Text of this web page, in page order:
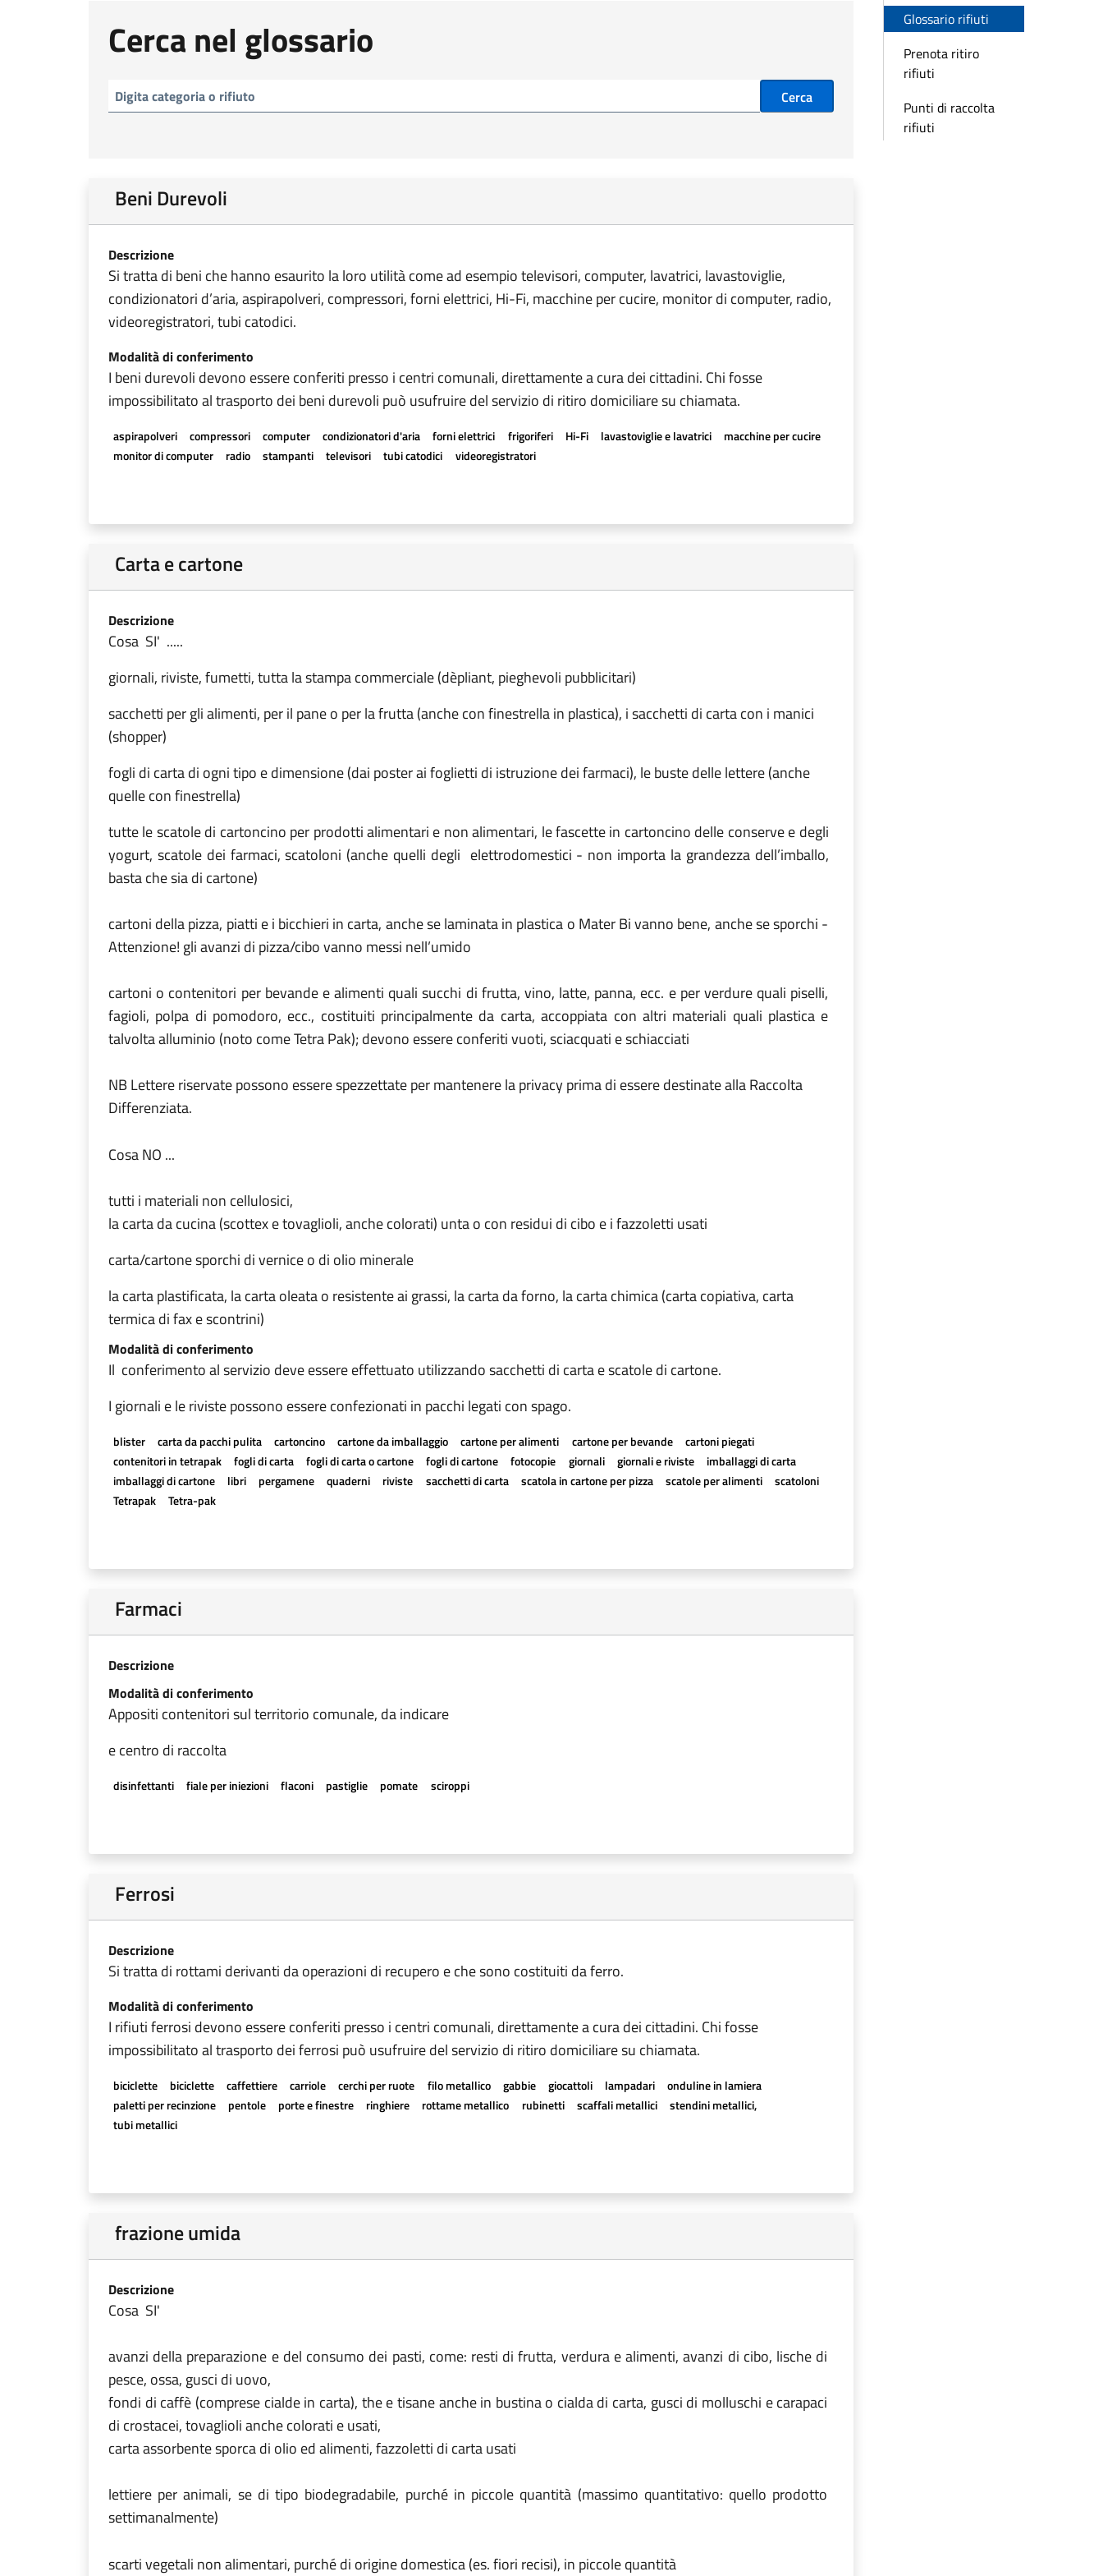
Cerca nel glossario
Cerca
Beni Durevoli
Descrizione
Si tratta di beni che hanno esaurito la loro utilità come ad esempio televisori, computer, lavatrici, lavastoviglie,
condizionatori d’aria, aspirapolveri, compressori, forni elettrici, Hi-Fi, macchine per cucire, monitor di computer, radio,
videoregistratori, tubi catodici.
Modalità di conferimento
I beni durevoli devono essere conferiti presso i centri comunali, direttamente a cura dei cittadini. Chi fosse
impossibilitato al trasporto dei beni durevoli può usufruire del servizio di ritiro domiciliare su chiamata.
aspirapolveri compressori computer condizionatori d'aria forni elettrici frigoriferi Hi-Fi lavastoviglie e lavatrici
macchine per cucire
monitor di computer
radio stampanti televisori tubi catodici videoregistratori
Carta e cartone
Descrizione
Cosa SI' .....
giornali, riviste, fumetti, tutta la stampa commerciale (dèpliant, pieghevoli pubblicitari)
sacchetti pergli alimenti, per il pane o per la frutta (anche con finestrella in plastica), i sacchetti di carta con i manici
(shopper)
fogli di carta di ogni tipo e dimensione (dai poster ai foglietti di istruzione dei farmaci), le buste delle lettere (anche
quelle con finestrella)
tutte le scatole di cartoncino per prodotti alimentari e non alimentari, le fascette in cartoncino delle conserve e degli
yogurt, scatole dei farmaci, scatoloni (anche quelli degli elettrodomestici - non importa la grandezza dell’imballo,
basta che sia di cartone)
cartoni della pizza, piatti e i bicchieri in carta, anche se laminata in plastica o Mater Bi vanno bene, anche se sporchi -
Attenzione! gli avanzi di pizza/cibo vanno messi nell’umido
cartoni o contenitori per bevande e alimenti quali succhi di frutta, vino, latte, panna, ecc. e per verdure quali piselli,
fagioli, polpa di pomodoro, ecc., costituiti principalmente da carta, accoppiata con altri materiali quali plastica e
talvolta alluminio (noto come Tetra Pak); devono essere conferiti vuoti, sciacquati e schiacciati
NB Lettere riservate possono essere spezzettate per mantenere la privacy prima di essere destinate alla Raccolta
Differenziata.
Cosa NO ...
tutti i materiali non cellulosici,
la carta da cucina (scottex e tovaglioli, anche colorati) unta o con residui di cibo e i fazzoletti usati
carta/cartone sporchi di vernice o di olio minerale
la carta plastificata, la carta oleata o resistente ai grassi, la carta da forno, la carta chimica (carta copiativa, carta
termica di fax e scontrini)
Modalità di conferimento
Il conferimento al servizio deve essere effettuato utilizzando sacchetti di carta e scatole di cartone.
I giornali e le riviste possono essere confezionati in pacchi legati con spago.
blister carta da pacchi pulita cartoncino cartone da imballaggio cartone per alimenti cartone per bevande
cartoni piegati
contenitori in tetrapak
fogli di carta fogli di carta o cartone fogli di cartone fotocopie giornali giornali e riviste
imballaggi di carta
imballaggi di cartone
libri pergamene quaderni riviste sacchetti di carta scatola in cartone per pizza scatole per alimenti
scatoloni
Tetrapak
Tetra-pak
Farmaci
Descrizione
Modalità di conferimento
Appositi contenitori sul territorio comunale, da indicare
e centro di raccolta
disinfettanti fiale per iniezioni flaconi pastiglie pomate sciroppi
Ferrosi
Descrizione
Si tratta di rottami derivanti da operazioni di recupero e che sono costituiti da ferro.
Modalità di conferimento
I rifiuti ferrosi devono essere conferiti presso i centri comunali, direttamente a cura dei cittadini. Chi fosse
impossibilitato al trasporto dei ferrosi può usufruire del servizio di ritiro domiciliare su chiamata.
biciclette biciclette caffettiere carriole cerchi per ruote filo metallico gabbie giocattoli lampadari
onduline in lamiera
paletti per recinzione
pentole porte e finestre ringhiere rottame metallico rubinetti scaffali metallici
stendini metallici,
tubi metallici
frazione umida
Descrizione
Cosa SI'
avanzi della preparazione e del consumo dei pasti, come: resti di frutta, verdura e alimenti, avanzi di cibo, lische di
pesce, ossa, gusci di uovo,
fondi di caffè (comprese cialde in carta), the e tisane anche in bustinao cialdadi carta, gusci di molluschi e carapaci
di crostacei, tovaglioli anche colorati e usati,
carta assorbente sporca di olio ed alimenti, fazzoletti di carta usati
lettiere per animali, se di tipo biodegradabile, purché in piccole quantità (massimo quantitativo: quello prodotto
settimanalmente)
scarti vegetali non alimentari, purché di origine domestica (es. fiori recisi), in piccole quantità
Glossario rifiuti
Prenota ritiro
rifiuti
Punti di raccolta
rifiuti